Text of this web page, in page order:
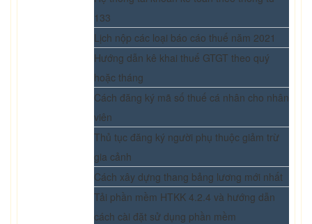
133
Lịch nộp các loại báo cáo thuế năm 2021
Hướng dẫn kê khai thuế GTGT theo quý
hoặc tháng
Cách đăng ký mã số thuế cá nhân cho nhân
viên
Thủ tục đăng ký người phụ thuộc giảm trừ
gia cảnh
Cách xây dựng thang bảng lương mới nhất
Tải phần mềm HTKK 4.2.4 và hướng dẫn
cách cài đặt sử dụng phần mềm